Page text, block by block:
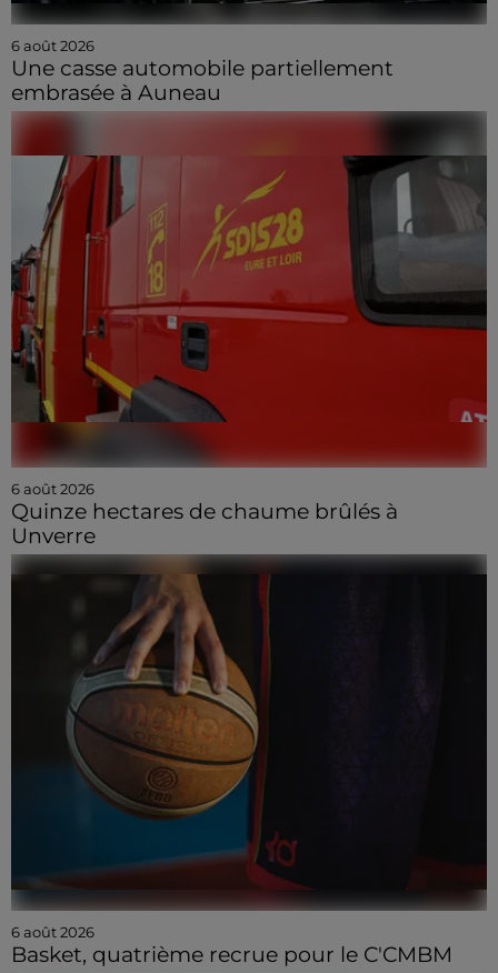
6 août 2026
Une casse automobile partiellement
embrasée à Auneau
6 août 2026
Quinze hectares de chaume brûlés à
Unverre
6 août 2026
Basket, quatrième recrue pour le C'CMBM